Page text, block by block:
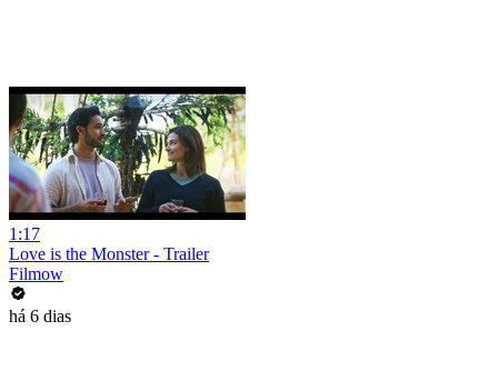
1:17
Love is the Monster - Trailer
Filmow
há 6 dias